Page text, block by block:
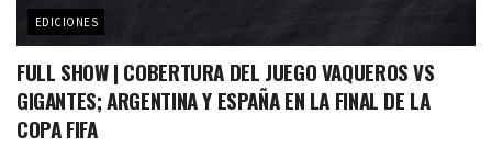
EDICIONES
FULL SHOW | COBERTURA DEL JUEGO VAQUEROS VS
GIGANTES; ARGENTINA Y ESPAÑA EN LA FINAL DE LA
COPA FIFA